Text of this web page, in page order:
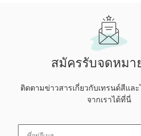
สมัครรับจดหมา
ติดตามข่าวสารเกี่ยวกับเทรนด์สีแล
จากเราได้ที่นี่